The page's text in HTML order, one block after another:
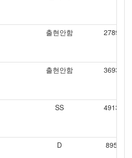
출현안함 2789
출현안함 3693
SS 4913
D 895